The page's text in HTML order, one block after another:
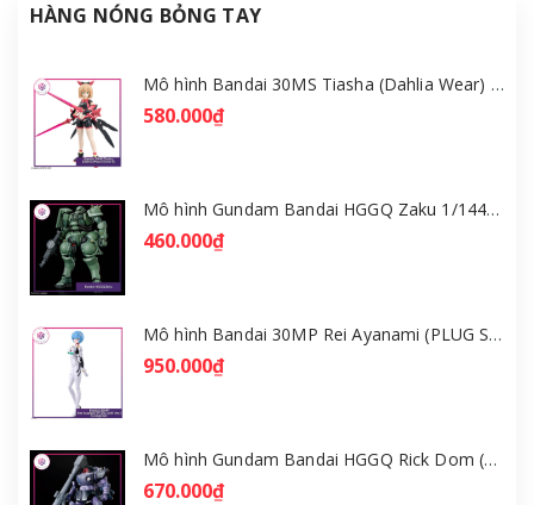
HÀNG NÓNG BỎNG TAY
Mô hình Bandai 30MS Tiasha (Dahlia Wear) [Color B] [GDB] [30MS]
580.000₫
Mô hình Gundam Bandai HGGQ Zaku 1/144 – MSG GQuuuuuuX [GDB] [BHG]
460.000₫
Mô hình Bandai 30MP Rei Ayanami (PLUG SUIT Ver.) – Evangelion [GDB] [30MP]
950.000₫
Mô hình Gundam Bandai HGGQ Rick Dom (Gaia / Ortega) 1/144 [GDB] [BHG]
670.000₫